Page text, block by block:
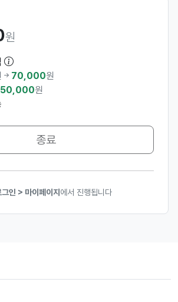
원
70,000원
50,000원
종료
그인 > 마이페이지 에서 진행됩니다